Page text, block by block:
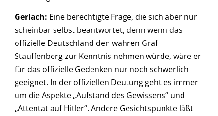
Gerlach: Eine berechtigte Frage, die sich aber nur
scheinbar selbst beantwortet, denn wenn das
offizielle Deutschland den wahren Graf
Stauffenberg zur Kenntnis nehmen würde, wäre er
für das offizielle Gedenken nur noch schwerlich
geeignet. In der offiziellen Deutung geht es immer
um die Aspekte „Aufstand des Gewissens“ und
„Attentat auf Hitler“. Andere Gesichtspunkte läßt